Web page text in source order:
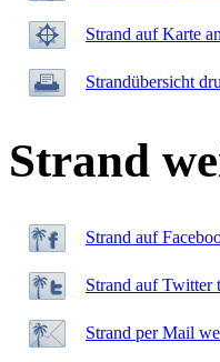
Strand auf Karte
Strandübersicht
Strand
Strand auf
Strand auf Twitter
Strand per Mail